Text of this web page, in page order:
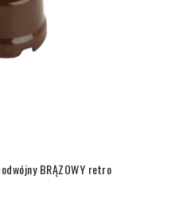
BRĄZOWY retro